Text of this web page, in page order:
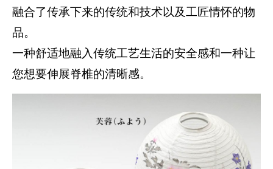
融合了传承下来的传统和技术以及工匠情怀的物
品。
一种舒适地融入传统工艺生活的安全感和一种让
您想要伸展脊椎的清晰感。